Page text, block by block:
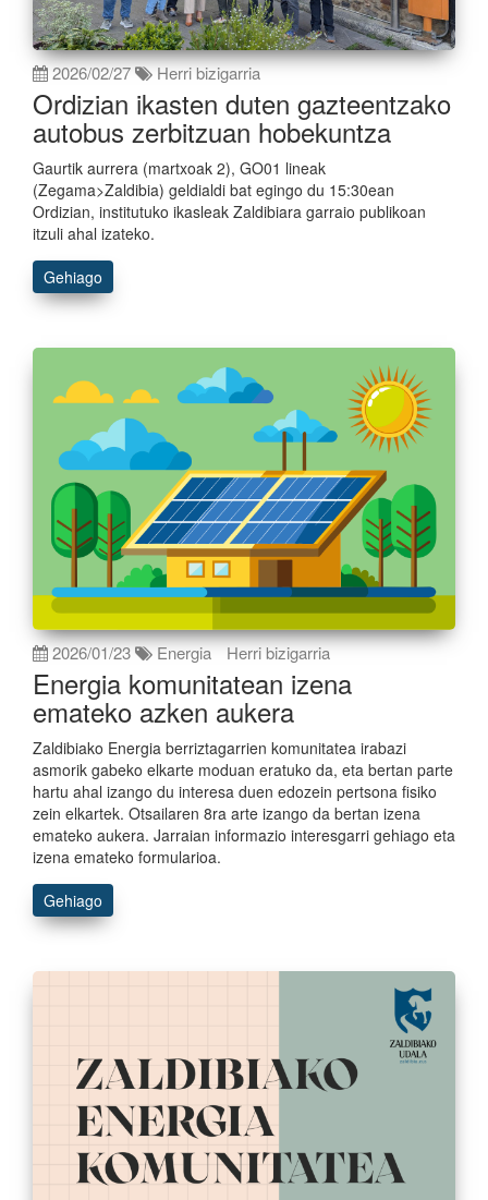
2026/02/27 Herri bizigarria
Ordizian ikasten duten gazteentzako
autobus zerbitzuan hobekuntza
Gaurtik aurrera (martxoak 2), GO01 lineak
(Zegama>Zaldibia) geldialdi bat egingo du 15:30ean
Ordizian, institutuko ikasleak Zaldibiara garraio publikoan
itzuli ahal izateko.
Gehiago
2026/01/23 Energia Herri bizigarria
Energia komunitatean izena
emateko azken aukera
Zaldibiako Energia berriztagarrien komunitatea irabazi
asmorik gabeko elkarte moduan eratuko da, eta bertan parte
hartu ahal izango du interesa duen edozein pertsona fisiko
zein elkartek. Otsailaren 8ra arte izango da bertan izena
emateko aukera. Jarraian informazio interesgarri gehiago eta
izena emateko formularioa.
Gehiago